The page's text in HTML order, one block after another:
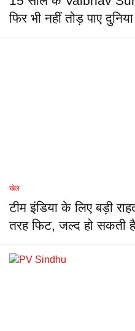
फिर भी नहीं तोड़ पाए
खेल
टीम इंडिया के लिए बड़ी
तरह फिट, जल्द हो सकती है